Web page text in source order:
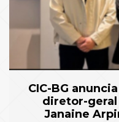
CIC-BG
diretor-geral
Janaine